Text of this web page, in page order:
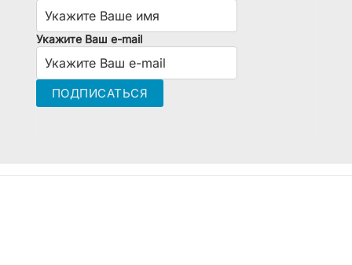
Укажите Ваш e-mail